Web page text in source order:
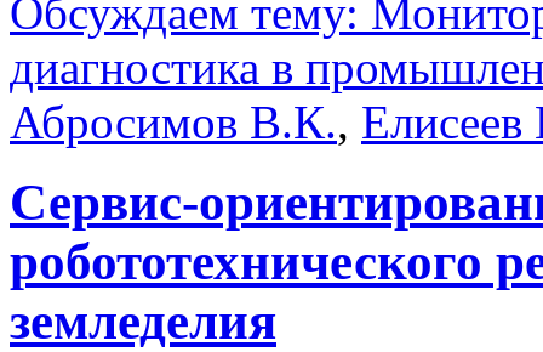
Обсуждаем тему:
диагностика в
Абросимов В.К.,
Сервис-
робототехнического
земледелия